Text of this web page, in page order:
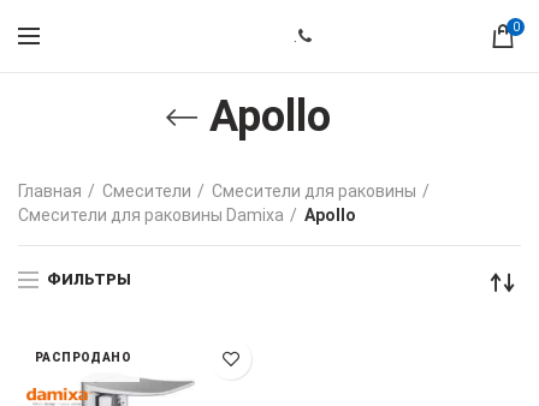
0
Apollo
Главная Смесители
Смесители для раковины
Смесители для раковины Damixa
Apollo
ФИЛЬТРЫ
РАСПРОДАНО